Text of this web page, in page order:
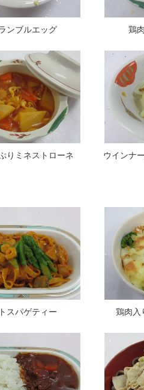
ンブルエッグ 鶏
りミネストローネ ウインナ
スパゲティー 鶏肉入